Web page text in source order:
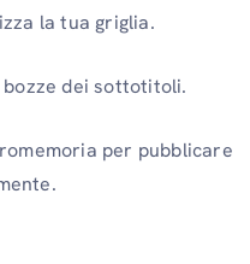
la tua griglia.
bozze dei sottotitoli.
per pubblicare